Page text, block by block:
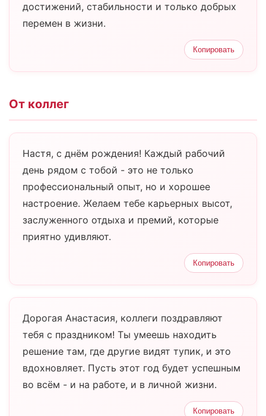
достижений, стабильности и только добрых
перемен в жизни.
Копировать
От коллег
Настя, с днём рождения! Каждый рабочий
день рядом с тобой - это не только
профессиональный опыт, но и хорошее
настроение. Желаем тебе карьерных высот,
заслуженного отдыха и премий, которые
приятно удивляют.
Копировать
Дорогая Анастасия, коллеги поздравляют
тебя с праздником! Ты умеешь находить
решение там, где другие видят тупик, и это
вдохновляет. Пусть этот год будет успешным
во всём - и на работе, и в личной жизни.
Копировать